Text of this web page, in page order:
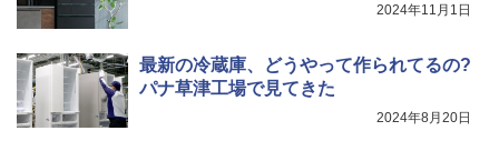
2024年11月1日
最新の冷蔵庫、どうやって作られてるの?
パナ草津工場で見てきた
2024年8月20日